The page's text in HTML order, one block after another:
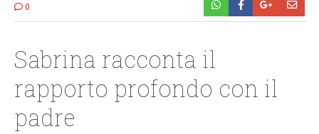
0
Sabrina racconta il
rapporto profondo con il
padre